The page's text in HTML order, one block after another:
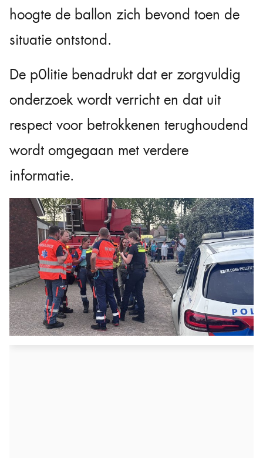
hoogte de ballon zich bevond toen de
situatie ontstond.
De p0litie benadrukt dat er zorgvuldig
onderzoek wordt verricht en dat uit
respect voor betrokkenen terughoudend
wordt omgegaan met verdere
informatie.